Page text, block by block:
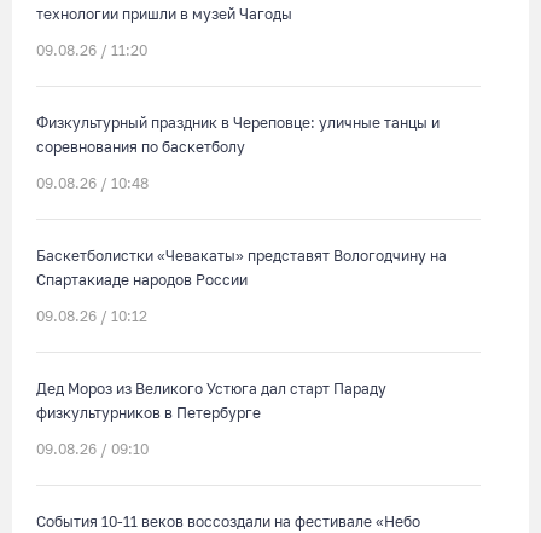
технологии пришли в музей Чагоды
09.08.26 / 11:20
Физкультурный праздник в Череповце: уличные танцы и
соревнования по баскетболу
09.08.26 / 10:48
Баскетболистки «Чевакаты» представят Вологодчину на
Спартакиаде народов России
09.08.26 / 10:12
Дед Мороз из Великого Устюга дал старт Параду
физкультурников в Петербурге
09.08.26 / 09:10
События 10-11 веков воссоздали на фестивале «Небо